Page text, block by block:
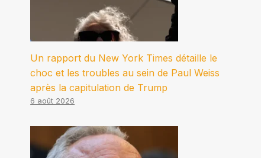
Un rapport du New York Times détaille le
choc et les troubles au sein de Paul Weiss
après la capitulation de Trump
6 août 2026